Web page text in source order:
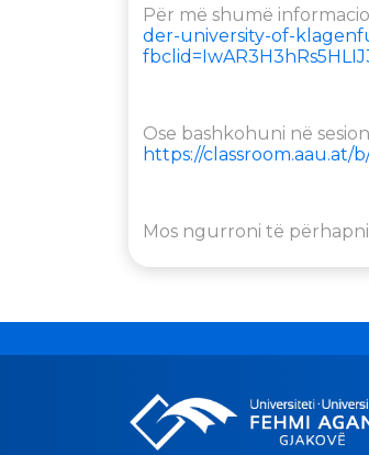
Për më shumë
der-university-of-
Ose bashkohuni në
https://classroom.aau.at/
Mos ngurroni të